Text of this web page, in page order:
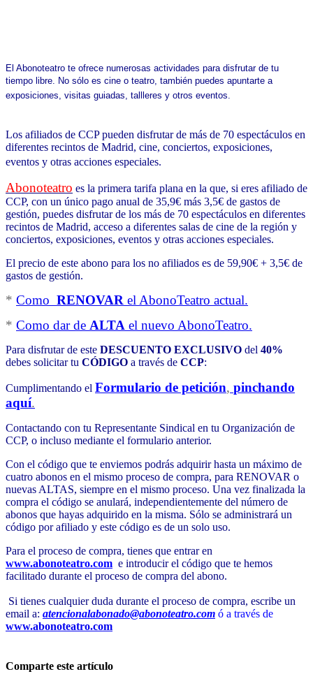
El Abonoteatro te ofrece numerosas actividades para disfrutar de tu
tiempo libre. No sólo es cine o teatro, también puedes apuntarte a
exposiciones, visitas guiadas, tallleres y otros eventos.
Los afiliados de CCP pueden disfrutar de más de 70 espectáculos en
diferentes recintos de Madrid, cine, conciertos, exposiciones,
eventos y otras acciones especiales.
Abonoteatro es la primera tarifa plana en la que, si eres afiliado de
CCP, con un único pago anual de 35,9€ más 3,5€ de gastos de
gestión, puedes disfrutar de los más de 70 espectáculos en diferentes
recintos de Madrid, acceso a diferentes salas de cine de la región y
conciertos, exposiciones, eventos y otras acciones especiales.
El precio de este abono para los no afiliados es de 59,90€ + 3,5€ de
gastos de gestión.
* Como RENOVAR el AbonoTeatro actual.
* Como dar de ALTA el nuevo AbonoTeatro.
Para disfrutar de este DESCUENTO EXCLUSIVO del 40%
debes solicitar tu CÓDIGO a través de CCP:
Cumplimentando el Formulario de petición, pinchando
aquí.
Contactando con tu Representante Sindical en tu Organización de
CCP, o incluso mediante el formulario anterior.
Con el código que te enviemos podrás adquirir hasta un máximo de
cuatro abonos en el mismo proceso de compra, para RENOVAR o
nuevas ALTAS, siempre en el mismo proceso. Una vez finalizada la
compra el código se anulará, independientemente del número de
abonos que hayas adquirido en la misma. Sólo se administrará un
código por afiliado y este código es de un solo uso.
Para el proceso de compra, tienes que entrar en
www.abonoteatro.com e introducir el código que te hemos
facilitado durante el proceso de compra del abono.
Si tienes cualquier duda durante el proceso de compra, escribe un
email a: atencionalabonado@abonoteatro.com ó a través de
www.abonoteatro.com
Comparte este artículo